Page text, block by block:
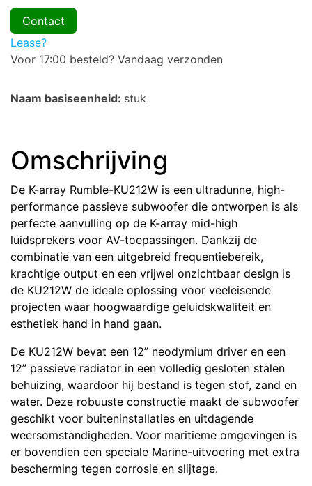
Contact
Lease?
Voor 17:00 besteld? Vandaag verzonden
Naam basiseenheid: stuk
Omschrijving
De K-array Rumble-KU212W is een ultradunne, high-
performance passieve subwoofer die ontworpen is als
perfecte aanvulling op de K-array mid-high
luidsprekers voor AV-toepassingen. Dankzij de
combinatie van een uitgebreid frequentiebereik,
krachtige output en een vrijwel onzichtbaar design is
de KU212W de ideale oplossing voor veeleisende
projecten waar hoogwaardige geluidskwaliteit en
esthetiek hand in hand gaan.
De KU212W bevat een 12” neodymium driver en een
12” passieve radiator in een volledig gesloten stalen
behuizing, waardoor hij bestand is tegen stof, zand en
water. Deze robuuste constructie maakt de subwoofer
geschikt voor buiteninstallaties en uitdagende
weersomstandigheden. Voor maritieme omgevingen is
er bovendien een speciale Marine-uitvoering met extra
bescherming tegen corrosie en slijtage.